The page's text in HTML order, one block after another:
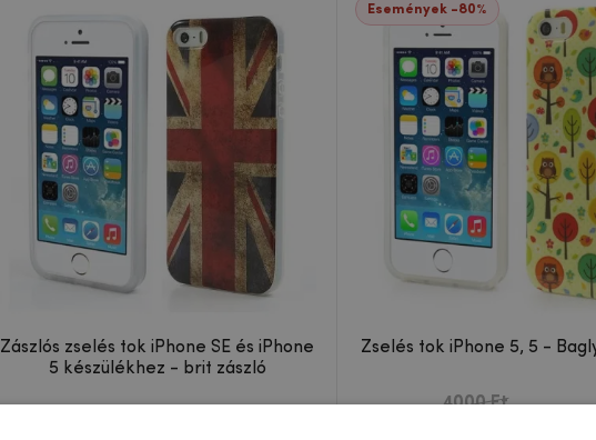
Zászlós zselés tok iPhone SE és iPhone
5 készülékhez - brit zászló
Események -80%
Zselés tok iPhone 5, 5 -
4000 Ft